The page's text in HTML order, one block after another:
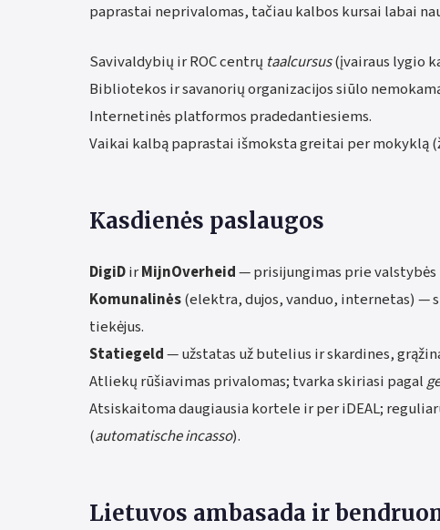
paprastai neprivalomas, tačiau kalbos kursai labai
Savivaldybių ir ROC centrų taalcursus(įvairaus lygio
Bibliotekos ir savanorių organizacijos siūlo
Internetinės platformos pradedantiesiems.
Vaikai kalbą paprastai išmoksta greitai per mokyklą
Kasdienės paslaugos
DigiDirMijnOverheid— prisijungimas prie
Komunalinės(elektra, dujos, vanduo, internetas) —
tiekėjus.
Statiegeld— užstatas už butelius ir skardines,
Atliekų rūšiavimas privalomas; tvarka skiriasi pagal
Atsiskaitoma daugiausia kortele ir per iDEAL;
(automatische incasso).
Lietuvos ambasada ir